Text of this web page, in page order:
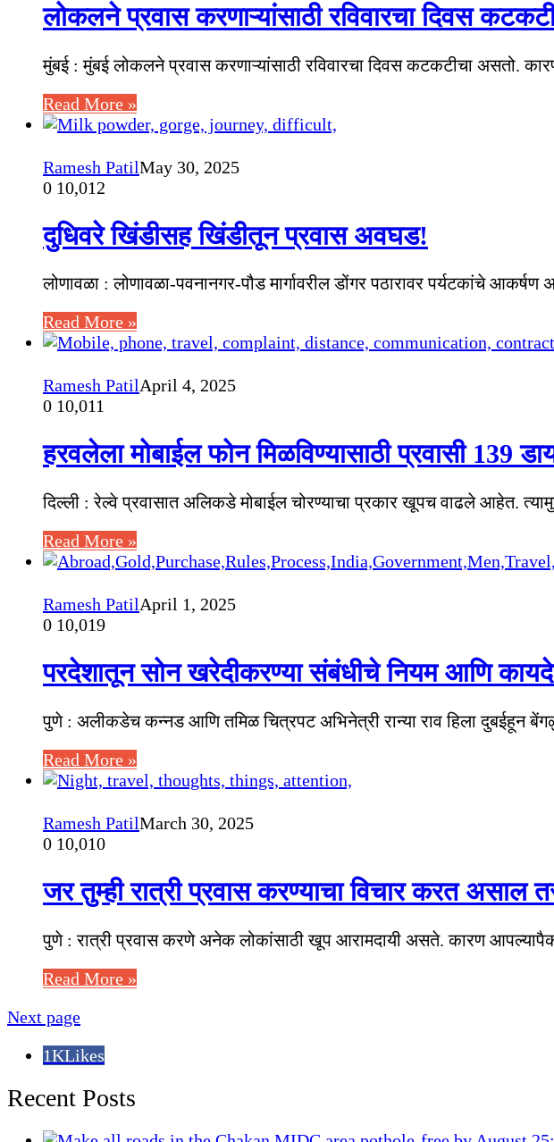
लोकलने प्रवास करणाऱ्यांसाठी रविवारचा दिवस
मुंबई : मुंबई लोकलने प्रवास करणाऱ्यांसाठी रविवारचा दिवस कटकटीचा असतो.
Read More »
Ramesh PatilMay 30, 2025
0 10,012
दुधिवरे खिंडीसह खिंडीतून प्रवास अवघड!
लोणावळा : लोणावळा-पवनानगर-पौड मार्गावरील डोंगर पठारावर पर्यटकांचे
Read More »
Ramesh PatilApril 4, 2025
0 10,011
हरवलेला मोबाईल फोन मिळविण्यासाठी प्रवासी 139
दिल्ली : रेल्वे प्रवासात अलिकडे मोबाईल चोरण्याचा प्रकार खूपच वाढले आहेत.
Read More »
Ramesh PatilApril 1, 2025
0 10,019
परदेशातून सोन खरेदीकरण्या संबंधीचे नियम आणि
पुणे : अलीकडेच कन्नड आणि तमिळ चित्रपट अभिनेत्री रान्या राव हिला दुबईहून
Read More »
Ramesh PatilMarch 30, 2025
0 10,010
जर तुम्ही रात्री प्रवास करण्याचा विचार करत असाल तर
पुणे : रात्री प्रवास करणे अनेक लोकांसाठी खूप आरामदायी असते. कारण
Read More »
Next page
1KLikes
Recent Posts